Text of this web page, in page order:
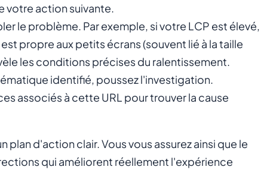
votre action suivante.
le problème. Par exemple, si votre LCP est élevé,
propre aux petits écrans (souvent lié à la taille
les conditions précises du ralentissement.
identifié, poussez l'investigation.
associés à cette URL pour trouver la cause
d'action clair. Vous vous assurez ainsi que le
qui améliorent réellement l'expérience